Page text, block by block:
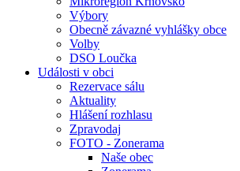
Výbory
Obecně závazné vyhlášky obce
Volby
DSO Loučka
Události v obci
Rezervace sálu
Aktuality
Hlášení rozhlasu
Zpravodaj
FOTO - Zonerama
Naše obec